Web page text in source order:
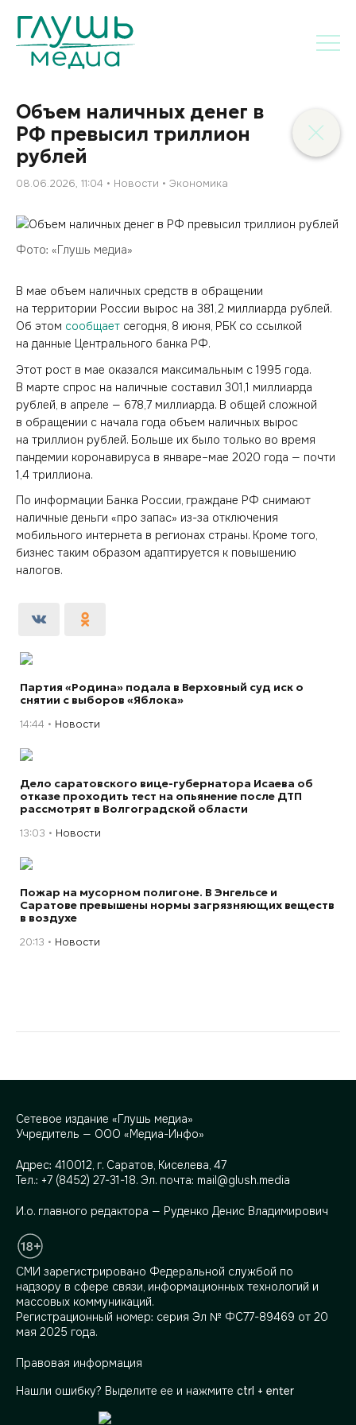
Объем наличных денег в
РФ превысил триллион
рублей
08.06.2026, 11:04 Новости Экономика
Фото: «Глушь медиа»
В мае объем наличных средств в обращении
на территории России вырос на 381,2 миллиарда рублей.
Об этом сообщает сегодня, 8 июня, РБК со ссылкой
на данные Центрального банка РФ.
Этот рост в мае оказался максимальным с 1995 года.
В марте спрос на наличные составил 301,1 миллиарда
рублей, в апреле — 678,7 миллиарда. В общей сложной
в обращении с начала года объем наличных вырос
на триллион рублей. Больше их было только во время
пандемии коронавируса в январе–мае 2020 года — почти
1,4 триллиона.
По информации Банка России, граждане РФ снимают
наличные деньги «про запас» из-за отключения
мобильного интернета в регионах страны. Кроме того,
бизнес таким образом адаптируется к повышению
налогов.
Партия «Родина» подала в Верховный суд иск о
снятии с выборов «Яблока»
14:44 Новости
Дело саратовского вице-губернатора Исаева об
отказе проходить тест на опьянение после ДТП
рассмотрят в Волгоградской области
13:03 Новости
Пожар на мусорном полигоне. В Энгельсе и
Саратове превышены нормы загрязняющих веществ
в воздухе
20:13 Новости
Сетевое издание «Глушь медиа»
Учредитель — ООО «Медиа-Инфо»
Адрес: 410012, г. Саратов, Киселева, 47
Тел.: +7 (8452) 27-31-18. Эл. почта: mail@glush.media
И.о. главного редактора — Руденко Денис Владимирович
СМИ зарегистрировано Федеральной службой по
надзору в сфере связи, информационных технологий и
массовых коммуникаций.
Регистрационный номер: серия Эл № ФС77-89469 от 20
мая 2025 года.
Правовая информация
Нашли ошибку? Выделите ее и нажмите ctrl + enter